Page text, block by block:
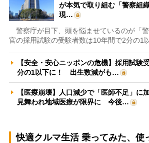
が本気で取り組む「警察組
現…
警察庁が目下、頭を悩ませているのが「
官の採用試験の受験者数は10年間で2分の1
【安全・安心ニッポンの危機】採用試験
分の1以下に！ 出生数減がも…
【医療崩壊】人口減少で「医師不足」に
見舞われ地域医療が限界に 今後…
快適クルマ生活 乗ってみた、使